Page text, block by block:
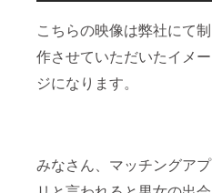
こちらの映像は弊社にて制
作させていただいたイメー
ジになります。
みなさん、マッチングアプ